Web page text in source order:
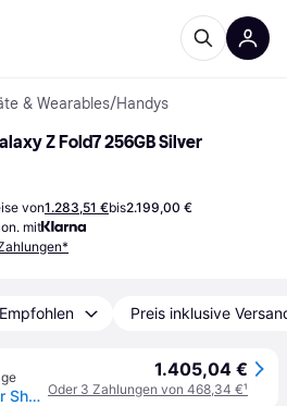
& Wearables/Handys
Z Fold7 256GB Silver
von1.283,51 €bis2.199,00 €
mit
Empfohlen Preis inklusive
Galaxy Z Fold7 - Silver Shadow - 256 GB
1.405,04 €
Oder 3 Zahlungen von 468,34 €¹